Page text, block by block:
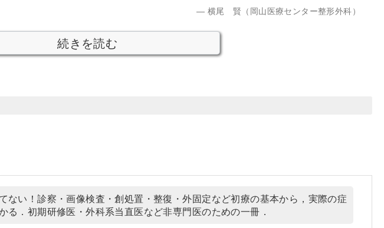
横尾 賢（岡山医療センター整形外科）
続きを読む
ない！診察・画像検査・創処置・整復・外固定など初療の基本から，実際の症
る．初期研修医・外科系当直医など非専門医のための一冊．